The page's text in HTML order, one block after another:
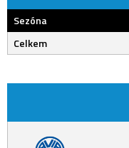
Sezóna
Celkem